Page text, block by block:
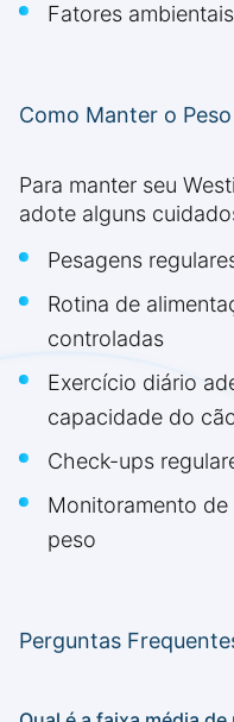
Fatores ambientais
Como Manter o
Para manter seu
adote alguns
Pesagens
Rotina de
controladas
Exercício diário
capacidade do
Check-ups
Monitoramento
peso
Perguntas